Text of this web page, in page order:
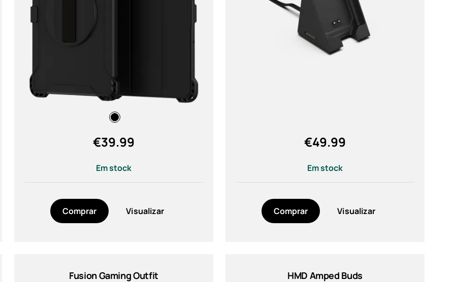
€39.99
Em stock
Comprar Visualizar
€49.99
Em stock
Comprar Visualizar
Fusion Gaming Outfit HMD Amped Buds